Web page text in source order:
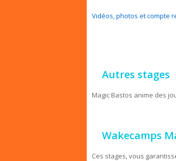
Vidéos, photos et compte
Autres stages
Magic Bastos anime des
Wakecamps
Ces stages, vous